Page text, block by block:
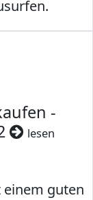
-
lesen
guten